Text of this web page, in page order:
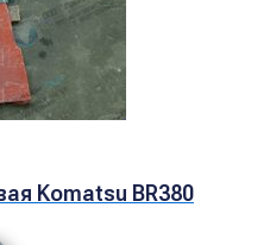
Komatsu BR380